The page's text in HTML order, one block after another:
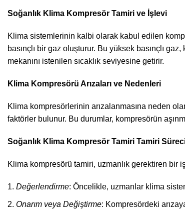
Soğanlık Klima Kompresör Tamiri ve İşlevi
Klima sistemlerinin kalbi olarak kabul edilen
basınçlı bir gaz oluşturur. Bu yüksek basınçlı
mekanını istenilen sıcaklık seviyesine getirir.
Klima Kompresörü Arızaları ve Nedenleri
Klima kompresörlerinin arızalanmasına neden
faktörler bulunur. Bu durumlar, kompresörün
Soğanlık Klima Kompresör Tamiri Tamiri
Klima kompresörü tamiri, uzmanlık gerektiren bir
Değerlendirme: Öncelikle, uzmanlar klima
Onarım veya Değiştirme: Kompresördeki